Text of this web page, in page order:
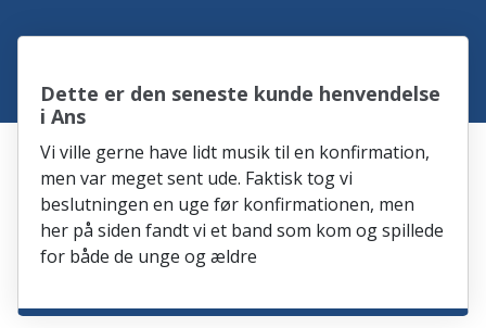
Dette er den seneste kunde henvendelse
i Ans
Vi ville gerne have lidt musik til en konfirmation,
men var meget sent ude. Faktisk tog vi
beslutningen en uge før konfirmationen, men
her på siden fandt vi et band som kom og spillede
for både de unge og ældre